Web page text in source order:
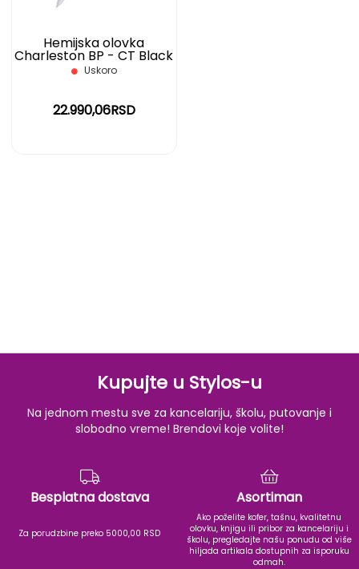
Hemijska olovka
Charleston BP - CT Black
- WATERMAN
Uskoro
22.990,06RSD
Kupujte u Stylos-u
Na jednom mestu sve za kancelariju, školu, putovanje i
slobodno vreme! Brendovi koje volite!
Besplatna dostava
Za porudzbine preko 5000,00 RSD
Asortiman
Ako poželite kofer, tašnu, kvalitetnu
olovku, knjigu ili pribor za kancelariju i
školu, pregledajte našu ponudu od više
hiljada artikala dostupnih za isporuku
odmah.